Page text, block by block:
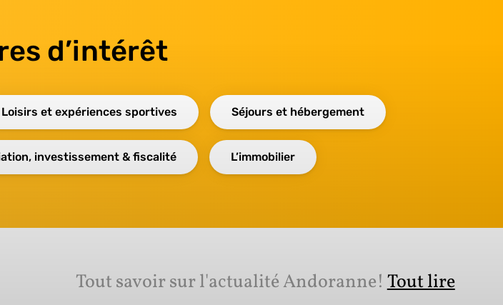
d’intérêt
Loisirs et expériences sportives Séjours et hébergement
investissement & fiscalité L’immobilier
Tout savoir sur l'actualité Andoranne!Tout lire